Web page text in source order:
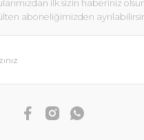
ilk sizin haberiniz
aboneliğimizden